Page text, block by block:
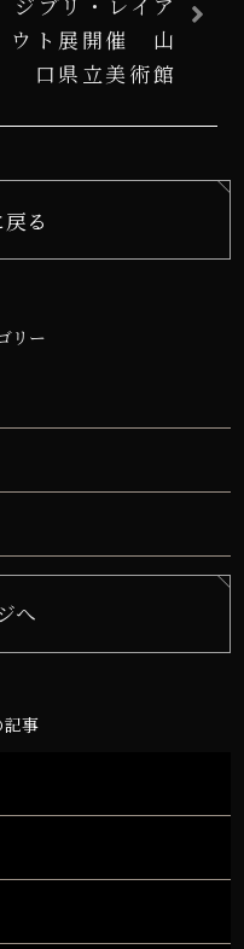
ジブリ・レイア
ウト展開催 山
口県立美術館
る
リー
へ
事